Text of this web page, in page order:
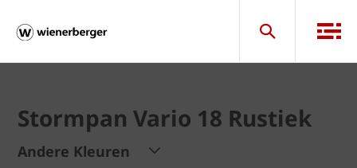
Stormpan Vario 18 Rustiek
Andere Kleuren